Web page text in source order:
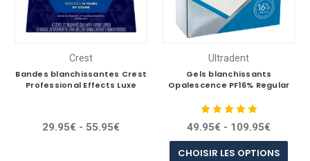
Crest
Bandes blanchissantes Crest
Professional Effects Luxe
29.95€ - 55.95€
Ultradent
Gels blanchissants
Opalescence PF16% Regular
49.95€ - 109.95€
CHOISIR LES OPTIONS